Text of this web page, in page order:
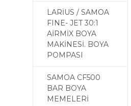
LARİUS / SAMOA
FINE- JET 30:1
AİRMİX BOYA
MAKİNESİ. BOYA
POMPASI
SAMOA CF500
BAR BOYA
MEMELERİ